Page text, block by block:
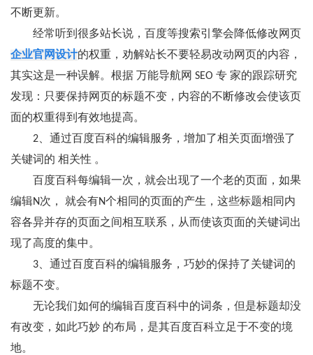
不断更新。
经常听到很多站长说，百度等搜索引擎会降低修改网页
企业官网设计的权重，劝解站长不要轻易改动网页的内容，
其实这是一种误解。根据 万能导航网 SEO 专 家的跟踪研究
发现：只要保持网页的标题不变，内容的不断修改会使该页
面的权重得到有效地提高。
2、通过百度百科的编辑服务，增加了相关页面增强了
关键词的 相关性 。
百度百科每编辑一次，就会出现了一个老的页面，如果
编辑N次， 就会有N个相同的页面的产生，这些标题相同内
容各异并存的页面之间相互联系，从而使该页面的关键词出
现了高度的集中。
3、通过百度百科的编辑服务，巧妙的保持了关键词的
标题不变。
无论我们如何的编辑百度百科中的词条，但是标题却没
有改变，如此巧妙 的布局，是其百度百科立足于不变的境
地。